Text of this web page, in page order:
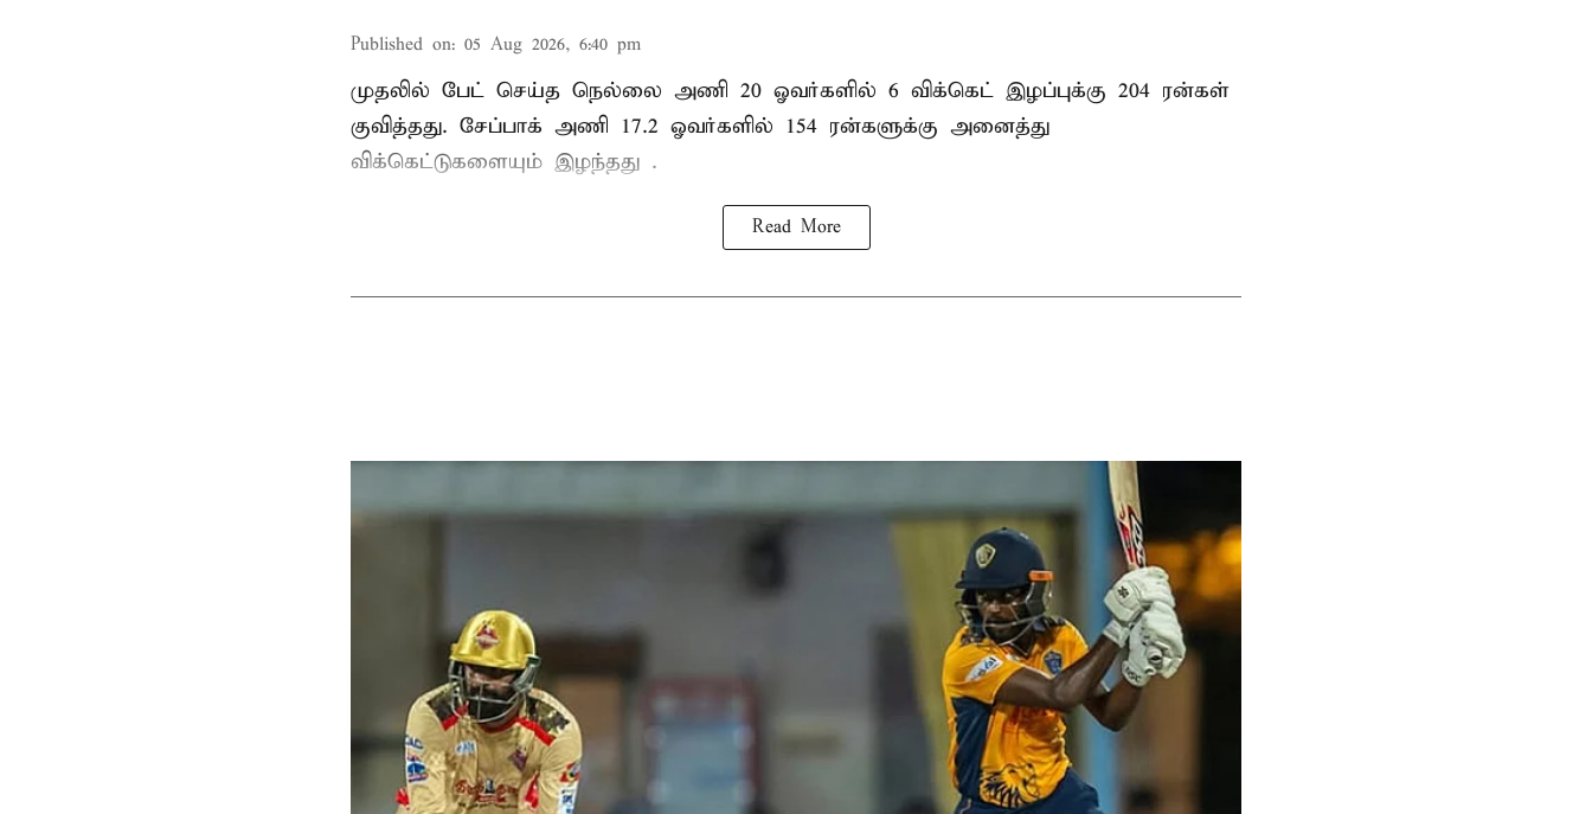
Published on: 05 Aug 2026, 6:40 pm
முதலில் பேட் செய்த நெல்லை அணி 20 ஓவர்களில் 6 விக்கெட் இழப்புக்கு 204 ரன்கள்
குவித்தது. சேப்பாக் அணி 17.2 ஓவர்களில் 154 ரன்களுக்கு அனைத்து
விக்கெட்டுகளையும் இழந்தது .
Read More